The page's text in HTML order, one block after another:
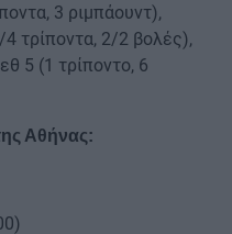
3 ριμπάουντ),
τρίποντα, 2/2 βολές),
5 (1 τρίποντο, 6
Αθήνας: